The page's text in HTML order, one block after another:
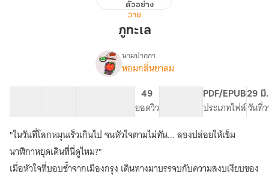
ตัวอย่าง
วาย
ภูทะเล
เรื่อง
ทะเล
นามปากกา
หอมกลิ่นยาดม
49
ยอดวิว
PDF/EPUB
ประเภทไฟล์
29 มี
วันที่
"ในวันที่โลกหมุนเร็วเกินไป จนหัวใจตามไม่ทัน... ลองปล่อยให้เข็ม
นาฬิกาหยุดเดินที่นี่ดูไหม?"
เมื่อหัวใจที่บอบช้ำจากเมืองกรุง เดินทางมาบรรจบกับความสงบเงียบของ